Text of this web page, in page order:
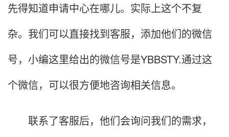
先得知道申请中心在哪儿。实际上这个不复
杂。我们可以直接找到客服，添加他们的微信
号，小编这里给出的微信号是YBBSTY.通过这
个微信，可以很方便地咨询相关信息。
联系了客服后，他们会询问我们的需求，